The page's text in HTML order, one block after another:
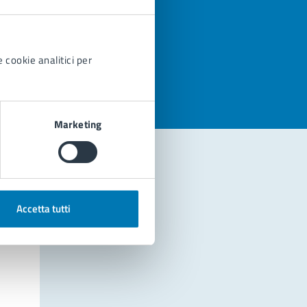
cookie analitici per
Marketing
Accetta tutti